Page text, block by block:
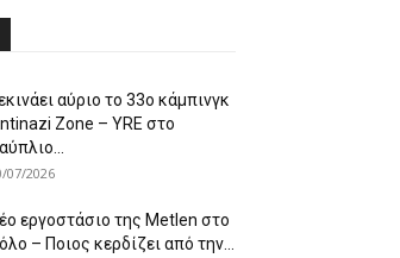
αύριο το 33ο κάμπινγκ
Zone – YRE στο
07/2026
εργοστάσιο της Metlen στο
– Ποιος κερδίζει από την...